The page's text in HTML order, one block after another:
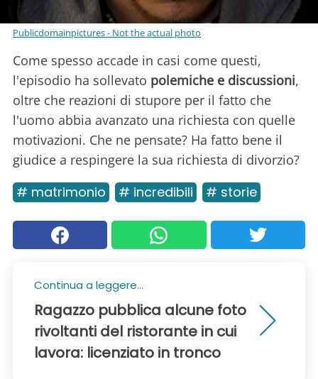
Publicdomainpictures - Not the actual photo
Come spesso accade in casi come questi,
l'episodio ha sollevato polemiche e discussioni,
oltre che reazioni di stupore per il fatto che
l'uomo abbia avanzato una richiesta con quelle
motivazioni. Che ne pensate? Ha fatto bene il
giudice a respingere la sua richiesta di divorzio?
# matrimonio # incredibili # storie
Continua a leggere...
Ragazzo pubblica alcune foto
rivoltanti del ristorante in cui
lavora: licenziato in tronco